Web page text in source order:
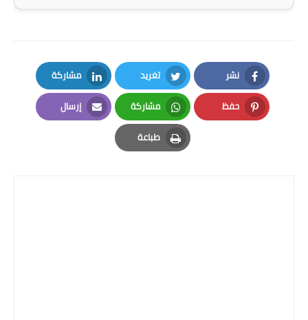
دروس
المرحلة المتوسطة
المرحلة الاعدادية
مواضيع انشاء
نشر
Facebook
تغريد
Twitter
مشاركة
LinkedIn
حفظ
Pinterest
مشاركة
Whatsapp
إرسال
Email
طباعة
Print